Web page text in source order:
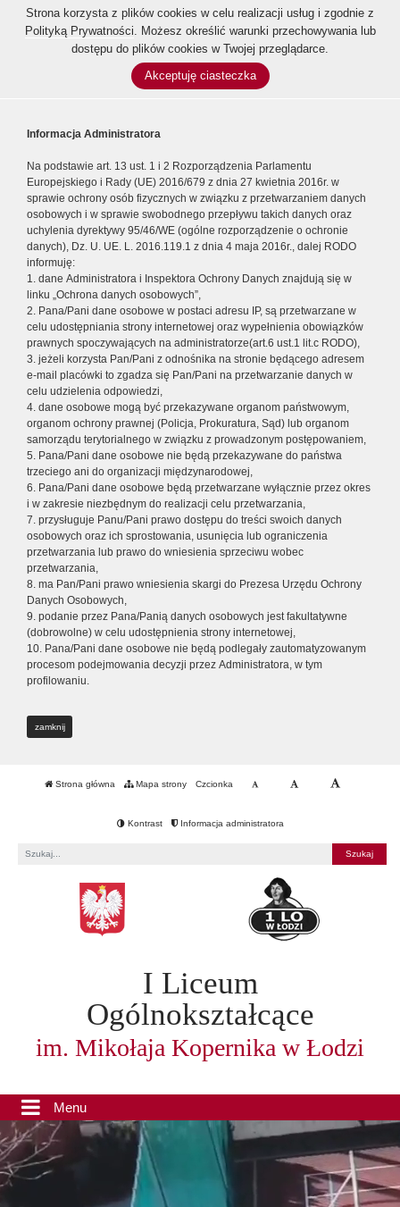
Strona korzysta z plików cookies w celu realizacji usług i zgodnie z
Polityką Prywatności. Możesz określić warunki przechowywania lub
dostępu do plików cookies w Twojej przeglądarce.
Akceptuję ciasteczka
Informacja Administratora
Na podstawie art. 13 ust. 1 i 2 Rozporządzenia Parlamentu
Europejskiego i Rady (UE) 2016/679 z dnia 27 kwietnia 2016r. w
sprawie ochrony osób fizycznych w związku z przetwarzaniem danych
osobowych i w sprawie swobodnego przepływu takich danych oraz
uchylenia dyrektywy 95/46/WE (ogólne rozporządzenie o ochronie
danych), Dz. U. UE. L. 2016.119.1 z dnia 4 maja 2016r., dalej RODO
informuję:
1. dane Administratora i Inspektora Ochrony Danych znajdują się w
linku „Ochrona danych osobowych”,
2. Pana/Pani dane osobowe w postaci adresu IP, są przetwarzane w
celu udostępniania strony internetowej oraz wypełnienia obowiązków
prawnych spoczywających na administratorze(art.6 ust.1 lit.c RODO),
3. jeżeli korzysta Pan/Pani z odnośnika na stronie będącego adresem
e-mail placówki to zgadza się Pan/Pani na przetwarzanie danych w
celu udzielenia odpowiedzi,
4. dane osobowe mogą być przekazywane organom państwowym,
organom ochrony prawnej (Policja, Prokuratura, Sąd) lub organom
samorządu terytorialnego w związku z prowadzonym postępowaniem,
5. Pana/Pani dane osobowe nie będą przekazywane do państwa
trzeciego ani do organizacji międzynarodowej,
6. Pana/Pani dane osobowe będą przetwarzane wyłącznie przez okres
i w zakresie niezbędnym do realizacji celu przetwarzania,
7. przysługuje Panu/Pani prawo dostępu do treści swoich danych
osobowych oraz ich sprostowania, usunięcia lub ograniczenia
przetwarzania lub prawo do wniesienia sprzeciwu wobec
przetwarzania,
8. ma Pan/Pani prawo wniesienia skargi do Prezesa Urzędu Ochrony
Danych Osobowych,
9. podanie przez Pana/Panią danych osobowych jest fakultatywne
(dobrowolne) w celu udostępnienia strony internetowej,
10. Pana/Pani dane osobowe nie będą podlegały zautomatyzowanym
procesom podejmowania decyzji przez Administratora, w tym
profilowaniu.
zamknij
Strona główna Mapa strony Czcionka
Kontrast Informacja administratora
I Liceum
Ogólnokształcące
im. Mikołaja Kopernika w Łodzi
Menu